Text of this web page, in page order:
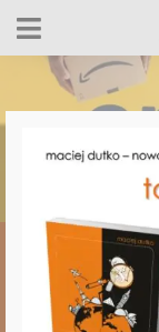
,